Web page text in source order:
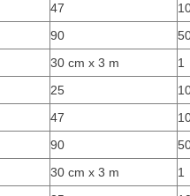
47
90
30 cm x 3 m
1
25
47
90
30 cm x 3 m
1